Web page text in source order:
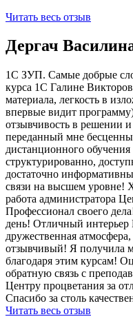
Читать весь отзыв
Дергач
1С ЗУП. Самые добрые
курса 1С Галине
материала, легкость в
впервые видит
отзывчивость в решении
переданный мне
дистанционного
структурированно,
достаточно
связи на высшем уровне!
работа администратора
Профессионал своего
день! Отличный
дружественная
отзывчивый! Я получила
благодаря этим курсам!
обратную связь с
Центру процветания за
Спасибо за столь
Читать весь отзыв